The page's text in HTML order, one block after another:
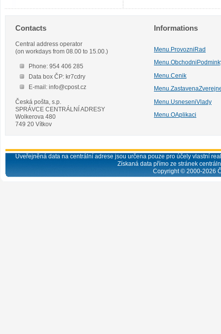
Contacts
Central address operator
(on workdays from 08.00 to 15.00.)
Phone: 954 406 285
Data box ČP: kr7cdry
E-mail: info@cpost.cz
Česká pošta, s.p.
SPRÁVCE CENTRÁLNÍ ADRESY
Wolkerova 480
749 20 Vítkov
Informations
Menu.ProvozniRad
Menu.Cenik
Menu.UsneseniVlady
Menu.OAplikaci
Uveřejněná data na centrální adrese jsou určena pouze pro účely vlastní
Získaná data přímo ze stránek
Copyright © 2000-2026